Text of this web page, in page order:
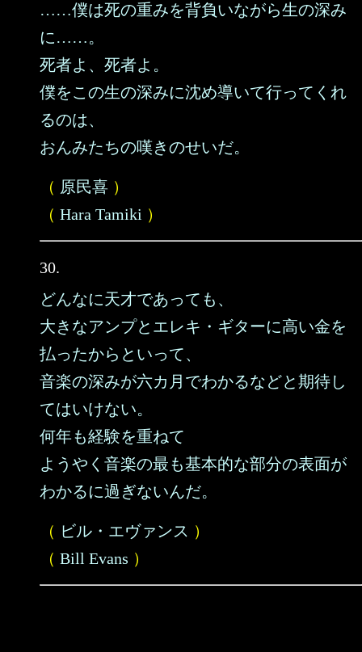
……僕は死の重みを背負いながら生の深み
に……。
死者よ、死者よ。
僕をこの生の深みに沈め導いて行ってくれ
るのは、
おんみたちの嘆きのせいだ。
（ 原民喜 ）
（ Hara Tamiki ）
30.
どんなに天才であっても、
大きなアンプとエレキ・ギターに高い金を
払ったからといって、
音楽の深みが六カ月でわかるなどと期待し
てはいけない。
何年も経験を重ねて
ようやく音楽の最も基本的な部分の表面が
わかるに過ぎないんだ。
（ ビル・エヴァンス ）
（ Bill Evans ）